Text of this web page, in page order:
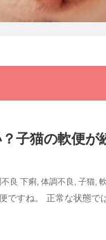
子猫の軟便が
良 下痢 , 体調不良 , 子猫,
ですね。 正常な状態で